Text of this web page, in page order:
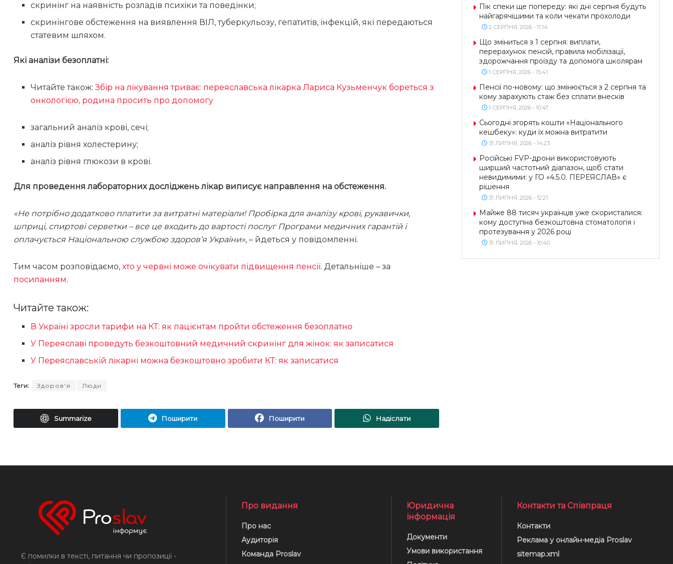
скринінг на наявність розладів психіки та поведінки;
скринінгове обстеження на виявлення ВІЛ, туберкульозу, гепатитів, інфекцій, які передаються
статевим шляхом.
Які аналізи безоплатні:
Читайте також:Збір на лікування триває: переяславська лікарка Лариса Кузьменчук бореться з
онкологією, родина просить про допомогу
загальний аналіз крові, сечі;
аналіз рівня холестерину;
аналіз рівня глюкози в крові.
Для проведення лабораторних досліджень лікар виписує направлення на обстеження.
«Не потрібно додатково платити за витратні матеріали! Пробірка для аналізу крові, рукавички,
шприці, спиртові серветки – все це входить до вартості послуг Програми медичних гарантій і
оплачується Національною службою здоров’я України», – йдеться у повідомленні.
Тим часом розповідаємо, хто у червні може очікувати підвищення пенсії. Детальніше – за
посиланням.
Читайте також:
В Україні зросли тарифи на КТ: як пацієнтам пройти обстеження безоплатно
У Переяславі проведуть безкоштовний медичний скринінг для жінок: як записатися
У Переяславській лікарні можна безкоштовно зробити КТ: як записатися
Теги: Здоров'я Люди
Summarize Поширити Поширити Надіслати
Пік спеки ще попереду: які дні серпня будуть
найгарячішими та коли чекати прохолоди
2 СЕРПНЯ, 2026 - 11:14
Що зміниться з 1 серпня: виплати,
перерахунок пенсій, правила мобілізації,
здорожчання проїзду та допомога школярам
1 СЕРПНЯ, 2026 - 15:41
Пенсії по-новому: що змінюється з 2 серпня та
кому зарахують стаж без сплати внесків
1 СЕРПНЯ, 2026 - 10:47
Сьогодні згорять кошти «Національного
кешбеку»: куди їх можна витратити
31 ЛИПНЯ, 2026 - 14:23
Російські FVP-дрони використовують
ширший частотний діапазон, щоб стати
невидимими: у ГО «4.5.0. ПЕРЕЯСЛАВ» є
рішення
31 ЛИПНЯ, 2026 - 12:21
Майже 88 тисяч українців уже скористалися:
кому доступна безкоштовна стоматологія і
протезування у 2026 році
31 ЛИПНЯ, 2026 - 10:40
Є помилки в тексті, питання чи пропозиції -
Про видання
Про нас
Аудиторія
Команда Proslav
Юридична
інформація
Документи
Умови використання
Контакти та Співпраця
Контакти
Реклама у онлайн-медіа Proslav
sitemap.xml